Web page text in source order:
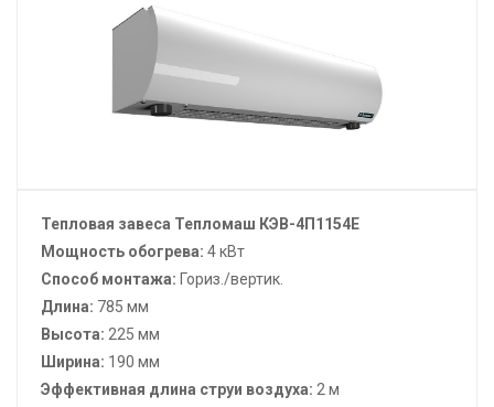
Тепловая завеса Тепломаш КЭВ-4П1154Е
Мощность обогрева: 4 кВт
Способ монтажа: Гориз./вертик.
Длина: 785 мм
Высота: 225 мм
Ширина: 190 мм
Эффективная длина струи воздуха: 2 м